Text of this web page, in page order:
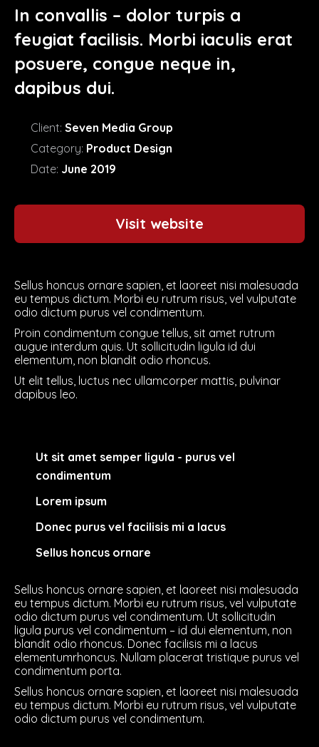
In convallis – dolor turpis a
feugiat facilisis. Morbi iaculis erat
posuere, congue neque in,
dapibus dui.
Client: Seven Media Group
Category: Product Design
Date: June 2019
Visit website
Sellus honcus ornare sapien, et laoreet nisi malesuada
eu tempus dictum. Morbi eu rutrum risus, vel vulputate
odio dictum purus vel condimentum.
Proin condimentum congue tellus, sit amet rutrum
augue interdum quis. Ut sollicitudin ligula id dui
elementum, non blandit odio rhoncus.
Ut elit tellus, luctus nec ullamcorper mattis, pulvinar
dapibus leo.
Ut sit amet semper ligula - purus vel
condimentum
Lorem ipsum
Donec purus vel facilisis mi a lacus
Sellus honcus ornare
Sellus honcus ornare sapien, et laoreet nisi malesuada
eu tempus dictum. Morbi eu rutrum risus, vel vulputate
odio dictum purus vel condimentum. Ut sollicitudin
ligula purus vel condimentum – id dui elementum, non
blandit odio rhoncus. Donec facilisis mi a lacus
elementumrhoncus. Nullam placerat tristique purus vel
condimentum porta.
Sellus honcus ornare sapien, et laoreet nisi malesuada
eu tempus dictum. Morbi eu rutrum risus, vel vulputate
odio dictum purus vel condimentum.